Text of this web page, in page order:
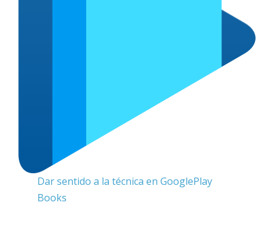
Dar sentido a la técnica en GooglePlay
Books